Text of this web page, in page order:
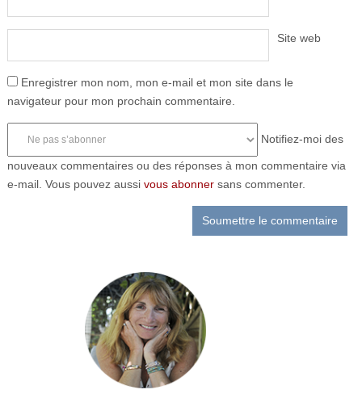
Site web
Enregistrer mon nom, mon e-mail et mon site dans le
navigateur pour mon prochain commentaire.
Notifiez-moi des
nouveaux commentaires ou des réponses à mon commentaire via
e-mail. Vous pouvez aussi vous abonnersans commenter.